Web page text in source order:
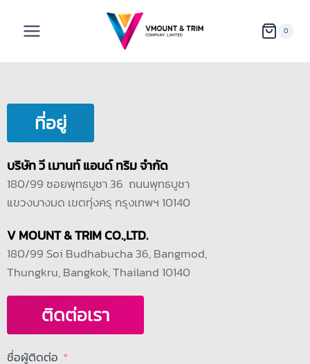
0
ที่อยู่
บริษัท วี เมานท์ แอนด์ ทริม จำกัด
180/99 ซอยพุทธบูชา 36 ถนนพุทธบูชา
แขวงบางมด เขตทุ่งครุ กรุงเทพฯ 10140
V MOUNT & TRIM CO.,LTD.
180/99 Soi Budhabucha 36, Bangmod,
Thungkru, Bangkok, Thailand 10140
ติดต่อเรา
ชื่อผู้ติดต่อ